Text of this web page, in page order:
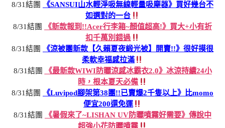
8/31結團
《SANSUI山水輕淨吸無線輕量吸塵器》買好幾台不
如選對的一台
8/31結團
《新款報到!!Acer行李箱~顏值超高!》買大+小有折
扣千萬別錯過
8/31結團
《涼被團新款【久賴夏夜緞光被】開賣!!》很好摸很
柔軟幸福感拉滿
8/31結團
《最新款WIWI防曬涼感冰霸衣2.0》冰涼持續24小
時，根本夏天必備
8/31結團
《Luvipod腳架第38團!!已賣爆2千隻以上》比momo
便宜200還免運
8/31結團
《暑假來了~LISHAN UV防曬噴霧好需要》傳說中
超強小花防曬噴霧